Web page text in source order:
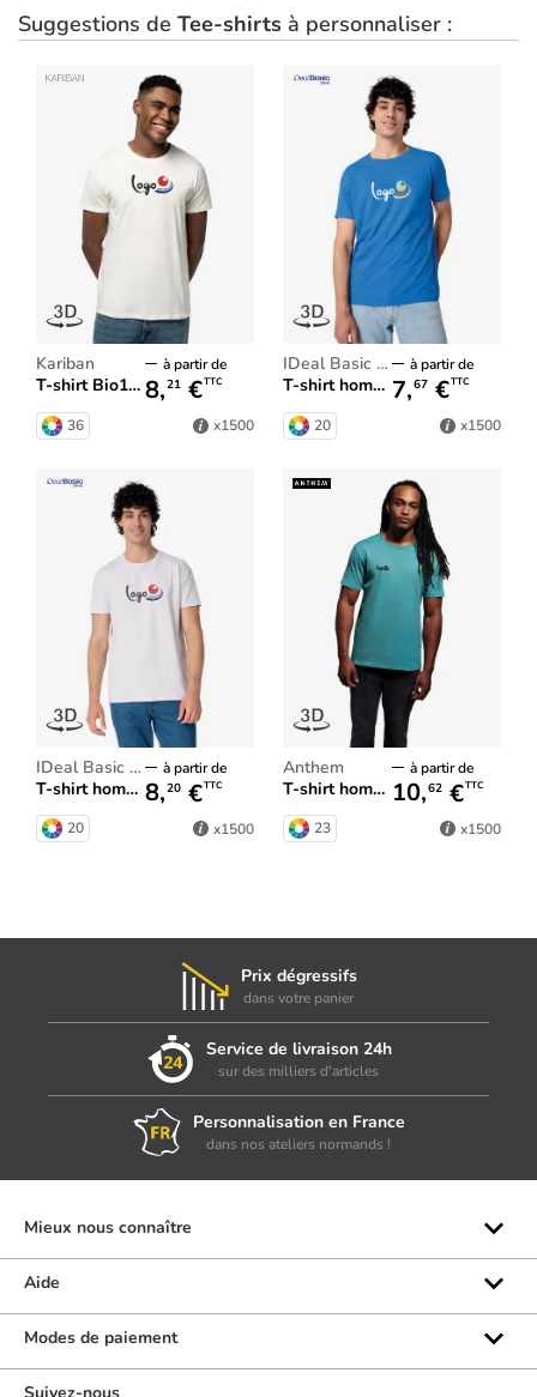
Suggestions de Tee-shirts à personnaliser :
Kariban
T-shirt Bio150 IC homme
à partir de
8,21 €TTC
36 x1500
iDeal Basic Brand
T-shirt homme iDeal150
à partir de
7,67 €TTC
20 x1500
iDeal Basic Brand
T-shirt homme iDeal190
à partir de
8,20 €TTC
20 x1500
Anthem
T-shirt homme Anthem
à partir de
10,62 €TTC
23 x1500
Prix dégressifs
dans votre panier
Service de livraison 24h
sur des milliers d'articles
Personnalisation en France
dans nos ateliers normands !
Mieux nous connaître
Qui sommes-nous ?
Les marques
Aide
Rubrique d'aide
Formulaire de contact
Modes de paiement